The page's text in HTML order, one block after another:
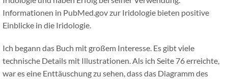
Informationen in PubMed.gov zur Iridologie bieten positive
Einblicke in die Iridologie.
Ich begann das Buch mit großem Interesse. Es gibt viele
technische Details mit Illustrationen. Als ich Seite 76 erreichte,
war es eine Enttäuschung zu sehen, dass das Diagramm des